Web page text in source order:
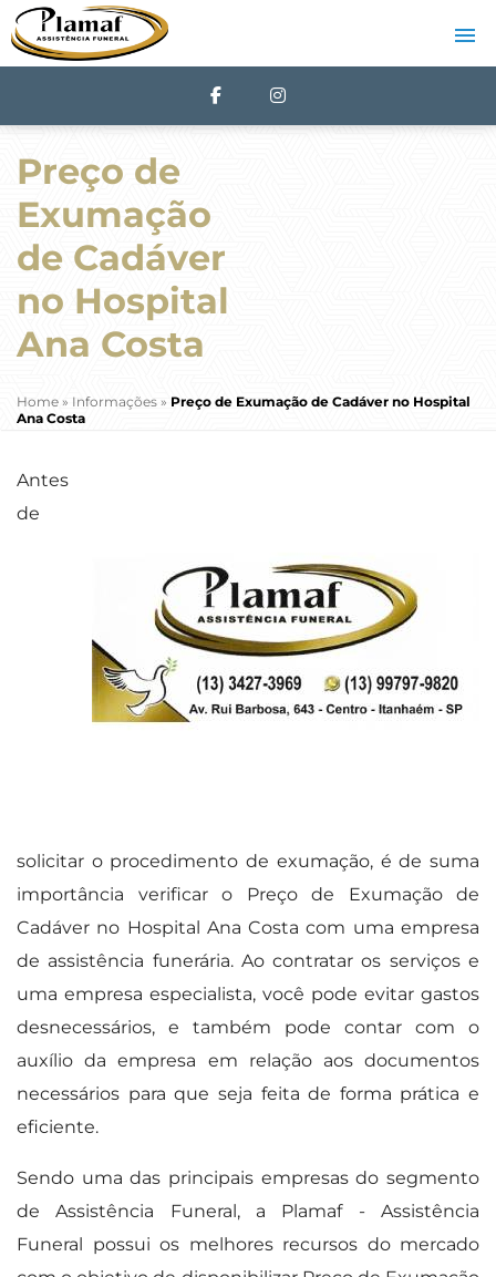
Preço de
Exumação
de Cadáver
no Hospital
Ana Costa
Home » Informações » Preço de Exumação de Cadáver no Hospital
Ana Costa
Antes
de
solicitar o procedimento de exumação, é de suma
importância verificar o Preço de Exumação de
Cadáver no Hospital Ana Costa com uma empresa
de assistência funerária. Ao contratar os serviços e
uma empresa especialista, você pode evitar gastos
desnecessários, e também pode contar com o
auxílio da empresa em relação aos documentos
necessários para que seja feita de forma prática e
eficiente.
Sendo uma das principais empresas do segmento
de Assistência Funeral, a Plamaf - Assistência
Funeral possui os melhores recursos do mercado